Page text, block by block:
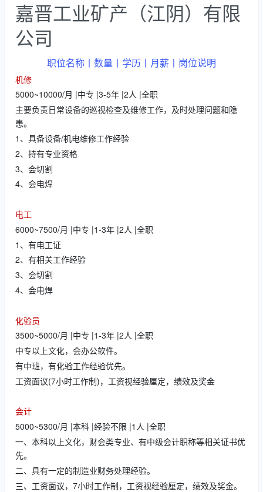
嘉晋工业矿产（江阴）有限
公司
职位名称丨数量丨学历丨月薪丨岗位说明
机修
5000~10000/月 |中专 |3-5年 |2人 |全职
主要负责日常设备的巡视检查及维修工作，及时处理问题和隐
患。
1、具备设备/机电维修工作经验
2、持有专业资格
3、会切割
4、会电焊
电工
6000~7500/月 |中专 |1-3年 |2人 |全职
1、有电工证
2、有相关工作经验
3、会切割
4、会电焊
化验员
3500~5000/月 |中专 |1-3年 |2人 |全职
中专以上文化，会办公软件。
有中班，有化验工作经验优先。
工资面议(7小时工作制)，工资视经验厘定，绩效及奖金
会计
5000~5300/月 |本科 |经验不限 |1人 |全职
一、本科以上文化，财会类专业、有中级会计职称等相关证书优
先。
二、具有一定的制造业财务处理经验。
三、工资面议，7小时工作制，工资视经验厘定，绩效及奖金。